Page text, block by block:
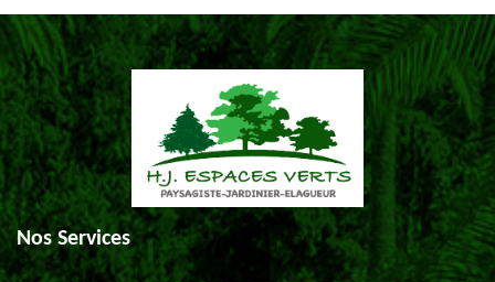
Nos Services